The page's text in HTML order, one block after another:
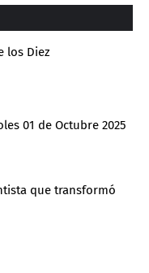
los Diez
01 de Octubre 2025
que transformó